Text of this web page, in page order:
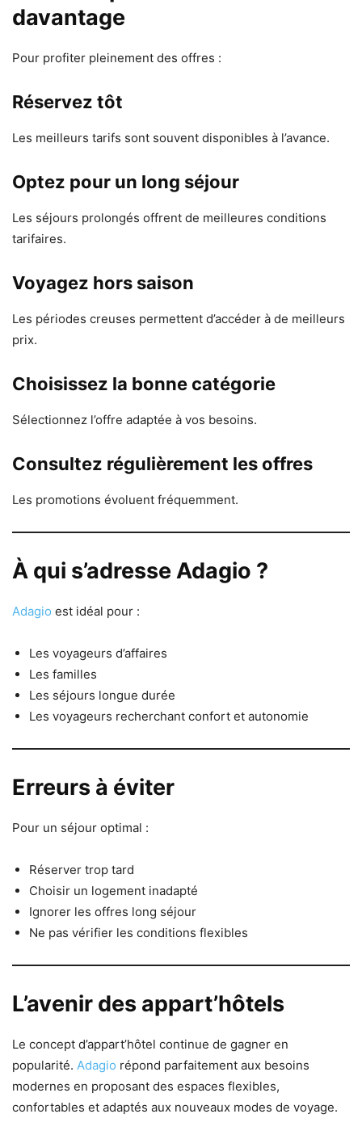
davantage
Pour profiter pleinement des offres :
Réservez tôt
Les meilleurs tarifs sont souvent disponibles à l’avance.
Optez pour un long séjour
Les séjours prolongés offrent de meilleures conditions
tarifaires.
Voyagez hors saison
Les périodes creuses permettent d’accéder à de meilleurs
prix.
Choisissez la bonne catégorie
Sélectionnez l’offre adaptée à vos besoins.
Consultez régulièrement les offres
Les promotions évoluent fréquemment.
À qui s’adresse Adagio ?
Adagio est idéal pour :
Les voyageurs d’affaires
Les familles
Les séjours longue durée
Les voyageurs recherchant confort et autonomie
Erreurs à éviter
Pour un séjour optimal :
Réserver trop tard
Choisir un logement inadapté
Ignorer les offres long séjour
Ne pas vérifier les conditions flexibles
L’avenir des appart’hôtels
Le concept d’appart’hôtel continue de gagner en
popularité. Adagio répond parfaitement aux besoins
modernes en proposant des espaces flexibles,
confortables et adaptés aux nouveaux modes de voyage.